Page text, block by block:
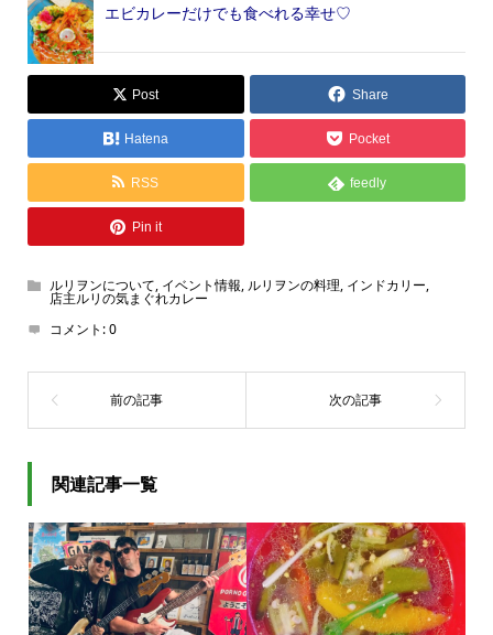
エビカレーだけでも食べれる幸せ‎♡
Post Share
Hatena Pocket
RSS feedly
Pin it
ルリヲンについて, イベント情報, ルリヲンの料理, インドカリー,
店主ルリの気まぐれカレー
コメント:0
関連記事一覧